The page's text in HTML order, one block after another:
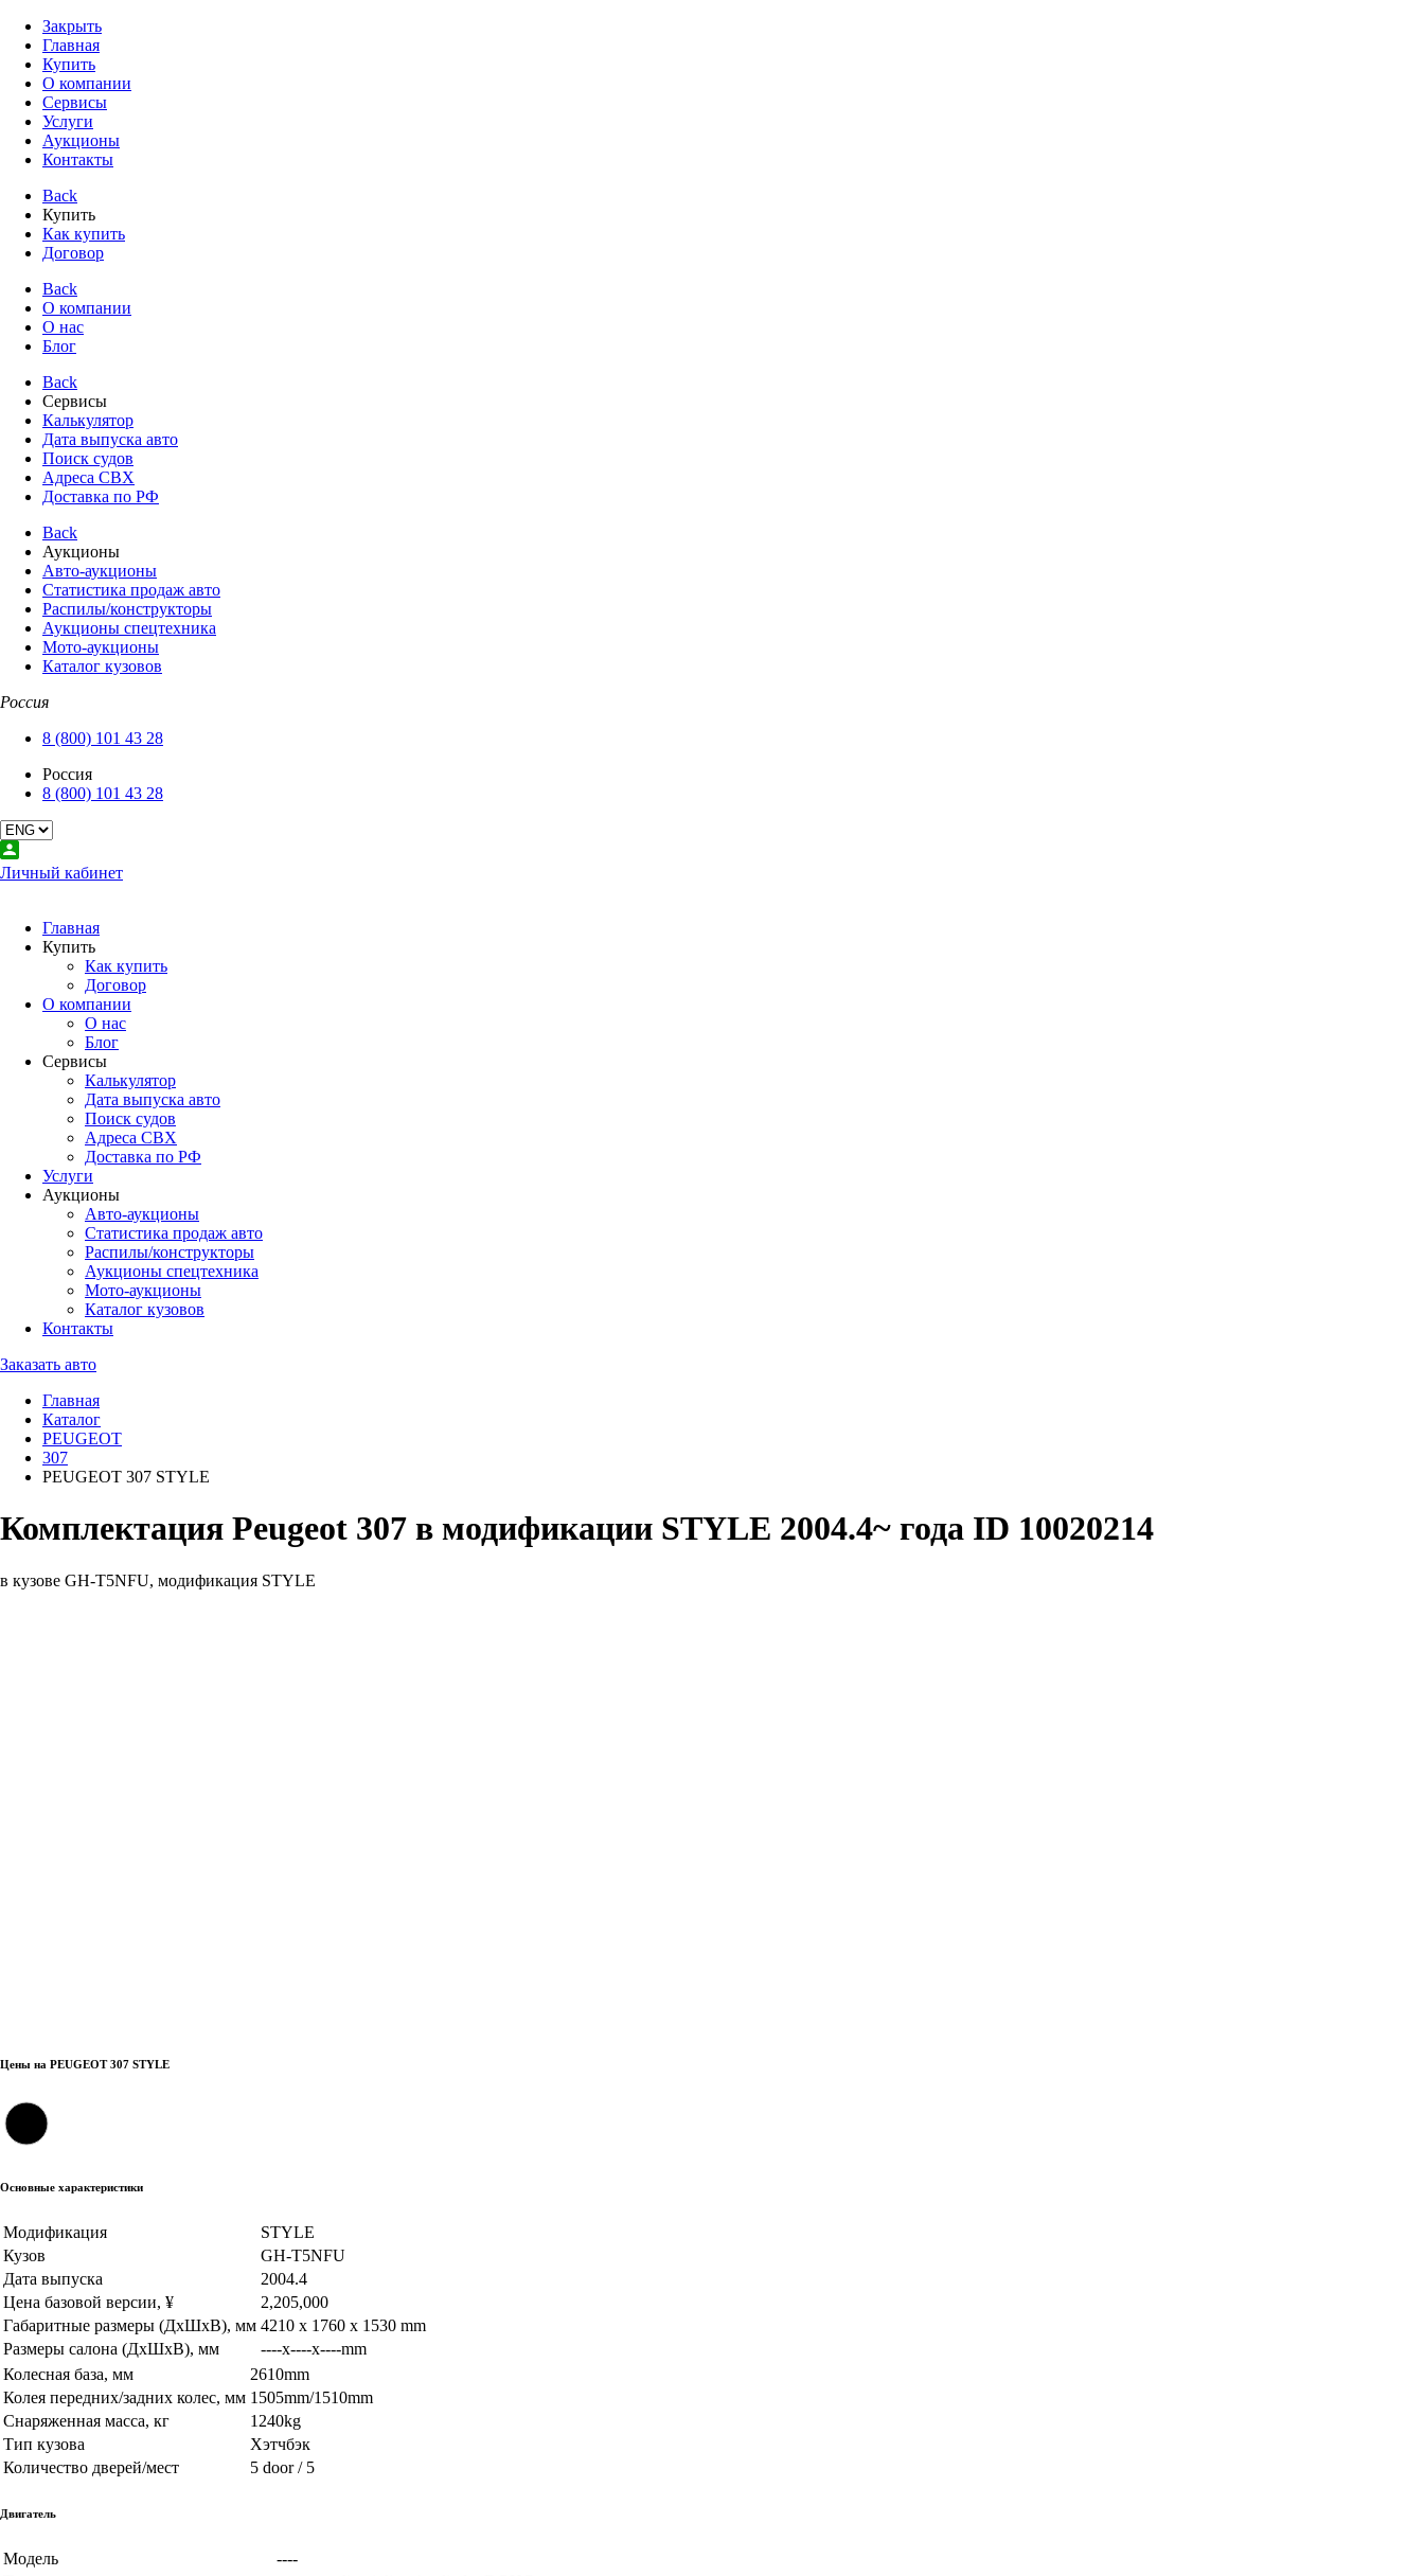
Закрыть
Главная
Купить
О компании
Сервисы
Услуги
Аукционы
Контакты
Back
Купить
Как купить
Договор
Back
О компании
О нас
Блог
Back
Сервисы
Калькулятор
Дата выпуска авто
Поиск судов
Адреса СВХ
Доставка по РФ
Back
Аукционы
Авто-аукционы
Статистика продаж авто
Распилы/конструкторы
Аукционы спецтехника
Мото-аукционы
Каталог кузовов
Россия
8 (800) 101 43 28
Россия
8 (800) 101 43 28
Личный кабинет
Главная
Купить
Как купить
Договор
О компании
О нас
Блог
Сервисы
Калькулятор
Дата выпуска авто
Поиск судов
Адреса СВХ
Доставка по РФ
Услуги
Аукционы
Авто-аукционы
Статистика продаж авто
Распилы/конструкторы
Аукционы спецтехника
Мото-аукционы
Каталог кузовов
Контакты
Заказать авто
Главная
Каталог
PEUGEOT
307
PEUGEOT 307 STYLE
Комплектация Peugeot 307 в модификации STYLE 2004.4~ года ID 10020214
в кузове GH-T5NFU, модификация STYLE
Цены на PEUGEOT 307 STYLE
Основные характеристики
Модификация
STYLE
Кузов
GH-T5NFU
Дата выпуска
2004.4
Цена базовой версии, ¥
2,205,000
Габаритные размеры (ДхШхВ), мм 4210 x 1760 x 1530 mm
Размеры салона (ДхШхВ), мм
----x----x----mm
Колесная база, мм
2610mm
Колея передних/задних колес, мм 1505mm/1510mm
Снаряженная масса, кг
1240kg
Тип кузова
Хэтчбэк
Количество дверей/мест
5 door / 5
Двигатель
Модель
----